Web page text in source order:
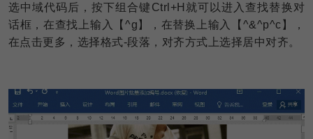
选中域代码后，按下组合键Ctrl+H就可以进入查找替换对
话框，在查找上输入【^g】，在替换上输入【^&^p^c】，
在点击更多，选择格式-段落，对齐方式上选择居中对齐。